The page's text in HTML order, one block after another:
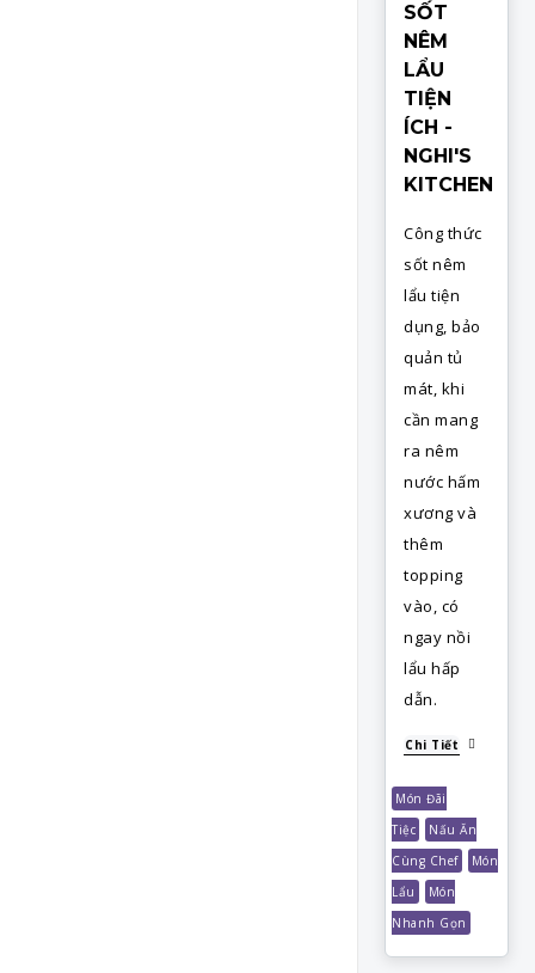
SỐT
NÊM
LẨU
TIỆN
ÍCH -
NGHI'S
KITCHEN
Công thức
sốt nêm
lẩu tiện
dụng, bảo
quản tủ
mát, khi
cần mang
ra nêm
nước hấm
xương và
thêm
topping
vào, có
ngay nồi
lẩu hấp
dẫn.
Chi Tiết
Món Đãi
Tiệc
Nấu Ăn
Cùng Chef
Món
Lẩu
Món
Nhanh Gọn